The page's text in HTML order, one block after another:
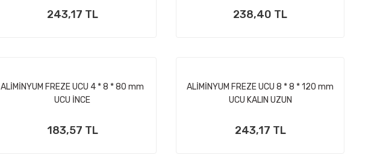
243,17 TL 238,40 TL
ALİMİNYUM FREZE UCU 4 * 8 * 80 mm
UCU İNCE
183,57 TL
ALİMİNYUM FREZE UCU 8 * 8 * 120 mm
UCU KALIN UZUN
243,17 TL